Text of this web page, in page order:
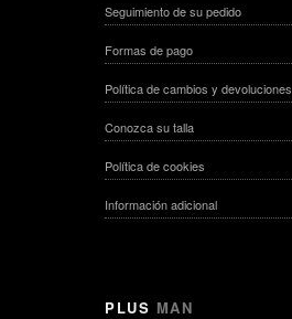
Seguimiento de su pedido
Formas de pago
Política de cambios y devoluciones
Conozca su talla
Política de cookies
Información adicional
PLUS MAN